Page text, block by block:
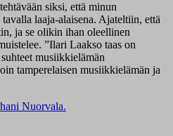
siksi, että minun
laaja-alaisena. Ajateltiin, että
ja se olikin ihan oleellinen
”Ilari Laakso taas on
musiikkielämän
tamperelaisen musiikkielämän ja